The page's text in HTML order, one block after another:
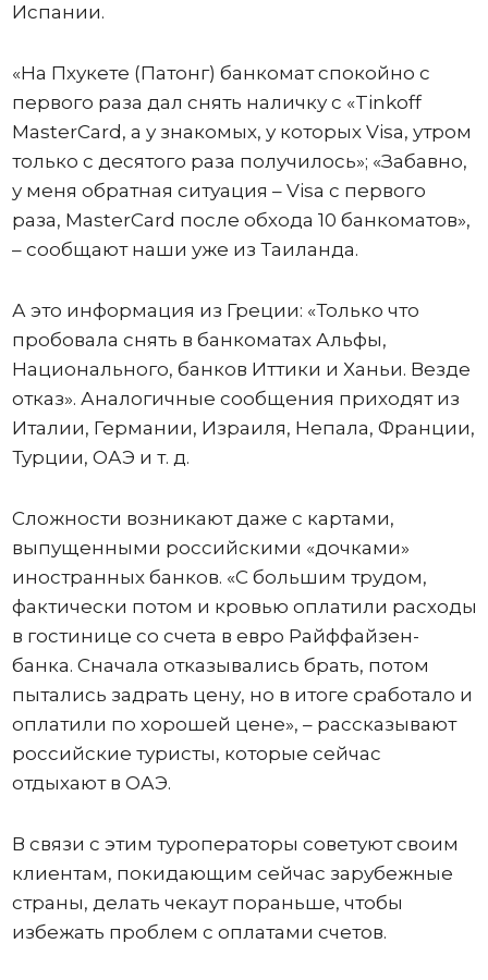
Испании.
«На Пхукете (Патонг) банкомат спокойно с
первого раза дал снять наличку с «Tinkoff
MasterCard, а у знакомых, у которых Visa, утром
только с десятого раза получилось»; «Забавно,
у меня обратная ситуация – Visa с первого
раза, MasterCard после обхода 10 банкоматов»,
– сообщают наши уже из Таиланда.
А это информация из Греции: «Только что
пробовала снять в банкоматах Альфы,
Национального, банков Иттики и Ханьи. Везде
отказ». Аналогичные сообщения приходят из
Италии, Германии, Израиля, Непала, Франции,
Турции, ОАЭ и т. д.
Сложности возникают даже с картами,
выпущенными российскими «дочками»
иностранных банков. «С большим трудом,
фактически потом и кровью оплатили расходы
в гостинице со счета в евро Райффайзен-
банка. Сначала отказывались брать, потом
пытались задрать цену, но в итоге сработало и
оплатили по хорошей цене», – рассказывают
российские туристы, которые сейчас
отдыхают в ОАЭ.
В связи с этим туроператоры советуют своим
клиентам, покидающим сейчас зарубежные
страны, делать чекаут пораньше, чтобы
избежать проблем с оплатами счетов.